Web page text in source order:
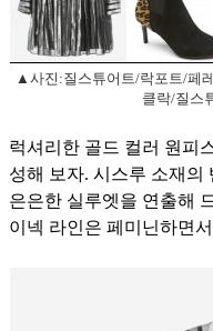
▲사진:질스튜어트/락포트/페
클락/질스
럭셔리한 골드 컬러 원피
성해 보자. 시스루 소재의
은은한 실루엣을 연출해
이넥 라인은 페미닌하면